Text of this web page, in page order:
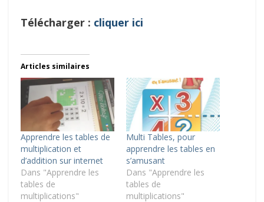
Télécharger : cliquer ici
Articles similaires
Apprendre les tables de
multiplication et
d’addition sur internet
Dans "Apprendre les
tables de
multiplications"
Multi Tables, pour
apprendre les tables en
s’amusant
Dans "Apprendre les
tables de
multiplications"